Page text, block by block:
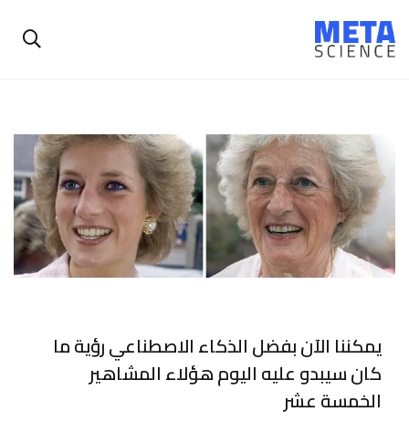
يمكننا الآن بفضل الذكاء الاصطناعي رؤية ما
كان سيبدو عليه اليوم هؤلاء المشاهير
الخمسة عشر